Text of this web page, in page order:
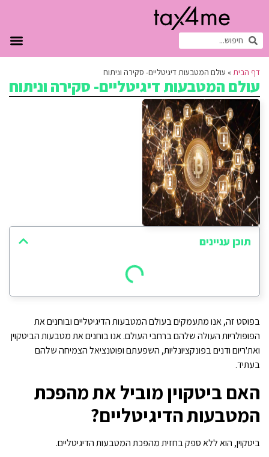
דף הבית » עולם המטבעות דיגיטליים- סקירה וניתוח
עולם המטבעות דיגיטליים- סקירה וניתוח
תוכן עניינים
בפוסט זה, אנו מתעמקים בעולם המטבעות הדיגיטליים ובוחנים את
הפופולריות העולה שלהם ברחבי העולם. אנו בוחנים את מטבעות הביטקוין
ואת'ריום ודנים בפונקציונליות, השפעתם ופוטנציאל הצמיחה שלהם
בעתיד.
האם ביטקוין מוביל את מהפכת
המטבעות הדיגיטליים?
ביטקוין, הוא ללא ספק בחזית מהפכת המטבעות הדיגיטליים.